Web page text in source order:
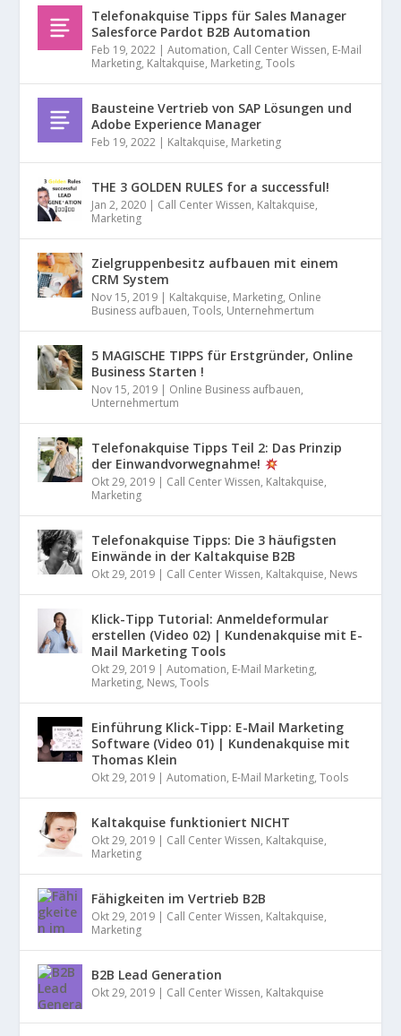
Telefonakquise Tipps für Sales Manager
Salesforce Pardot B2B Automation
Feb 19, 2022 |Automation, Call Center Wissen, E-Mail
Marketing, Kaltakquise, Marketing,Tools
Bausteine Vertrieb von SAP Lösungen und
Adobe Experience Manager
Feb 19, 2022 | Kaltakquise, Marketing
THE 3 GOLDEN RULES for a successful!
Jan 2, 2020 | Call Center Wissen, Kaltakquise,
Marketing
Zielgruppenbesitz aufbauen mit einem
CRM System
Nov 15, 2019 | Kaltakquise, Marketing, Online
Business aufbauen,Tools, Unternehmertum
5 MAGISCHE TIPPS für Erstgründer, Online
Business Starten !
Nov 15, 2019 | Online Business aufbauen,
Unternehmertum
Telefonakquise Tipps Teil 2: Das Prinzip
der Einwandvorwegnahme!
Okt 29, 2019 | Call Center Wissen, Kaltakquise,
Marketing
Telefonakquise Tipps: Die 3 häufigsten
Einwände in der Kaltakquise B2B
Okt 29, 2019 | Call Center Wissen, Kaltakquise, News
Klick-Tipp Tutorial: Anmeldeformular
erstellen (Video 02) | Kundenakquise mit E-
Mail Marketing Tools
Okt 29, 2019 |Automation, E-Mail Marketing,
Marketing, News,Tools
Einführung Klick-Tipp: E-Mail Marketing
Software (Video 01) | Kundenakquise mit
Thomas Klein
Okt 29, 2019 |Automation, E-Mail Marketing,Tools
Kaltakquise funktioniert NICHT
Okt 29, 2019 | Call Center Wissen, Kaltakquise,
Marketing
Fähigkeiten im Vertrieb B2B
Okt 29, 2019 | Call Center Wissen, Kaltakquise,
Marketing
B2B Lead Generation
Okt 29, 2019 | Call Center Wissen, Kaltakquise